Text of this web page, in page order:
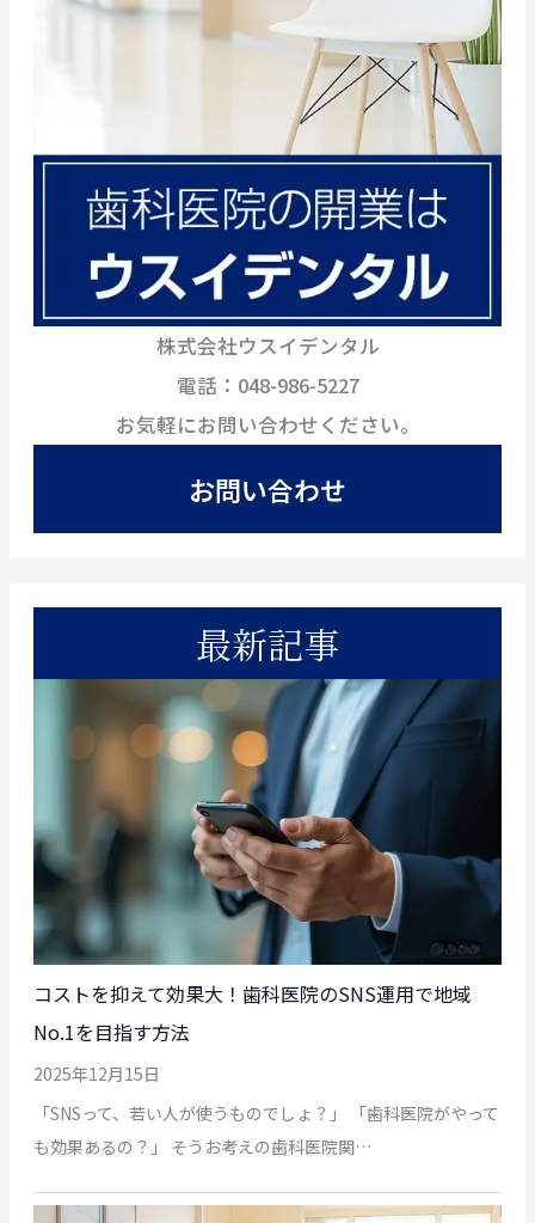
株式会社ウスイデンタル
電話：048-986-5227
お気軽にお問い合わせください。
お問い合わせ
最新記事
コストを抑えて効果大！歯科医院のSNS運用で地域
No.1を目指す方法
2025年12月15日
「SNSって、若い人が使うものでしょ？」 「歯科医院がやって
も効果あるの？」 そうお考えの歯科医院関…